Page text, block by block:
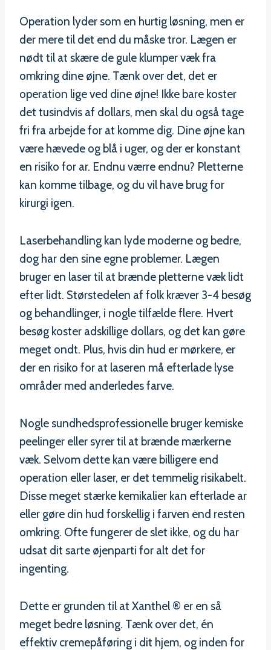
Operation lyder som en hurtig løsning, men er
der mere til det end du måske tror. Lægen er
nødt til at skære de gule klumper væk fra
omkring dine øjne. Tænk over det, det er
operation lige ved dine øjne! Ikke bare koster
det tusindvis af dollars, men skal du også tage
fri fra arbejde for at komme dig. Dine øjne kan
være hævede og blå i uger, og der er konstant
en risiko for ar. Endnu værre endnu? Pletterne
kan komme tilbage, og du vil have brug for
kirurgi igen.
Laserbehandling kan lyde moderne og bedre,
dog har den sine egne problemer. Lægen
bruger en laser til at brænde pletterne væk lidt
efter lidt. Størstedelen af folk kræver 3-4 besøg
og behandlinger, i nogle tilfælde flere. Hvert
besøg koster adskillige dollars, og det kan gøre
meget ondt. Plus, hvis din hud er mørkere, er
der en risiko for at laseren må efterlade lyse
områder med anderledes farve.
Nogle sundhedsprofessionelle bruger kemiske
peelinger eller syrer til at brænde mærkerne
væk. Selvom dette kan være billigere end
operation eller laser, er det temmelig risikabelt.
Disse meget stærke kemikalier kan efterlade ar
eller gøre din hud forskellig i farven end resten
omkring. Ofte fungerer de slet ikke, og du har
udsat dit sarte øjenparti for alt det for
ingenting.
Dette er grunden til at Xanthel ® er en så
meget bedre løsning. Tænk over det, én
effektiv cremepåføring i dit hjem, og inden for